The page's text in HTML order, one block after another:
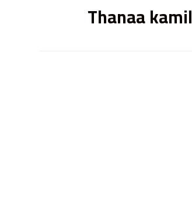
Thanaa